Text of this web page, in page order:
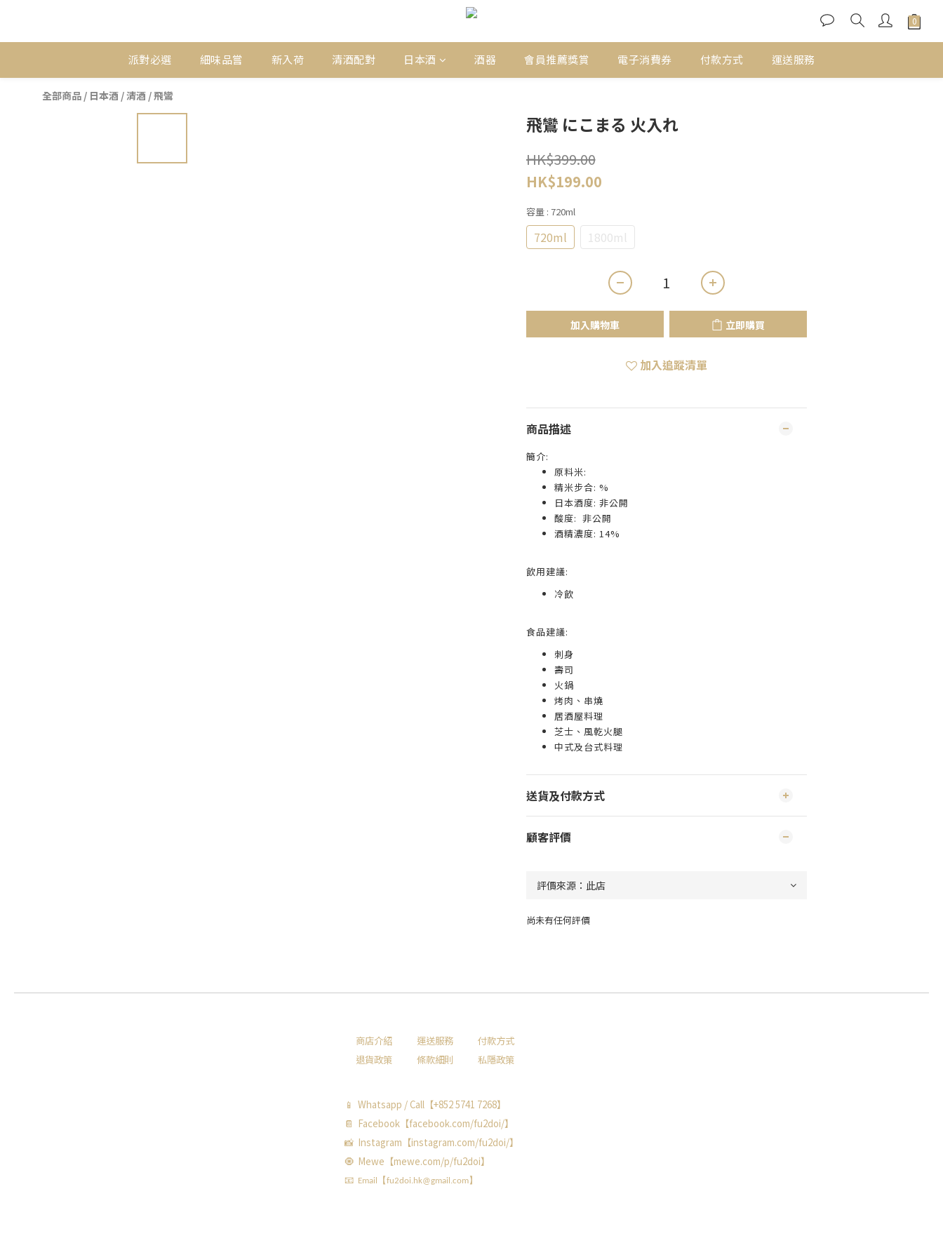
派對必選 細味品嘗 新入荷 清酒配對 日本酒 酒器 會員推薦獎賞 電子消費券 付款方式 運送服務
全部商品 / 日本酒 /清酒 /飛鸞
飛鸞 にこまる 火入れ
HK$399.00
HK$199.00
容量 : 720ml
720ml 1800ml
加入購物車 立即購買
加入追蹤清單
商品描述
簡介:
原料米:
精米步合: %
日本酒度: 非公開
酸度: 非公開
酒精濃度: 14%
飲用建議:
冷飲
食品建議:
刺身
壽司
火鍋
烤肉、串燒
居酒屋料理
芝士、風乾火腿
中式及台式料理
送貨及付款方式
顧客評價
尚未有任何評價
商店介紹 運送服務
付款方式
退貨政策
條款細則 私隱政策
📱 Whatsapp / Call【+852 5741 7268】
📔 Facebook【facebook.com/fu2doi/】
📸 Instagram【instagram.com/fu2doi/】
🧿 Mewe【mewe.com/p/fu2doi】
📧 Email【fu2doi.hk@gmail.com】